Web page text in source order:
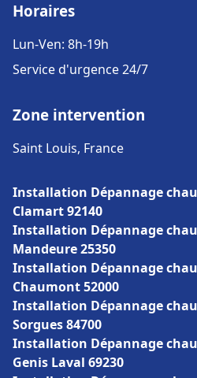
Horaires
Lun-Ven: 8h-19h
Service d'urgence 24/7
Zone intervention
Saint Louis, France
Installation Dépannage
Clamart 92140
Installation Dépannage
Mandeure 25350
Installation Dépannage
Chaumont 52000
Installation Dépannage
Sorgues 84700
Installation Dépannage
Genis Laval 69230